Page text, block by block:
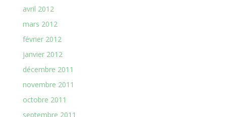
avril 2012
mars 2012
février 2012
janvier 2012
décembre 2011
novembre 2011
octobre 2011
septembre 2011